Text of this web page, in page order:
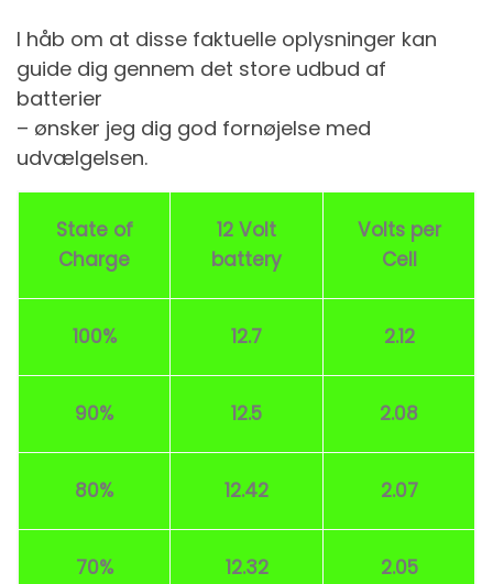
I håb om at disse faktuelle oplysninger kan
guide dig gennem det store udbud af
batterier
– ønsker jeg dig god fornøjelse med
udvælgelsen.
State of
Charge
12 Volt
battery
Volts per
Cell
100% 12.7 2.12
90% 12.5 2.08
80% 12.42 2.07
70% 12.32 2.05